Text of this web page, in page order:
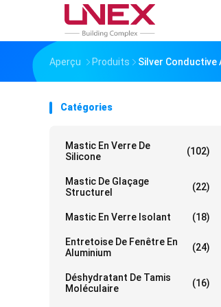
Aperçu Produits Silver Conductive
Catégories
Mastic En Verre De
Silicone
(102)
Mastic De Glaçage
Structurel
(22)
Mastic En Verre Isolant (18)
Entretoise De Fenêtre En
Aluminium
(24)
Déshydratant De Tamis
Moléculaire
(16)